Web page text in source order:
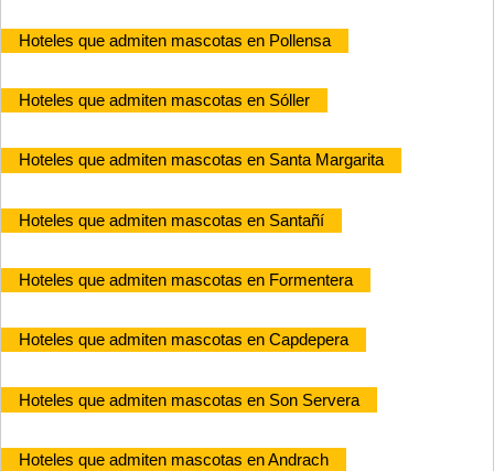
Hoteles que admiten mascotas en Pollensa
Hoteles que admiten mascotas en Sóller
Hoteles que admiten mascotas en Santa Margarita
Hoteles que admiten mascotas en Santañí
Hoteles que admiten mascotas en Formentera
Hoteles que admiten mascotas en Capdepera
Hoteles que admiten mascotas en Son Servera
Hoteles que admiten mascotas en Andrach